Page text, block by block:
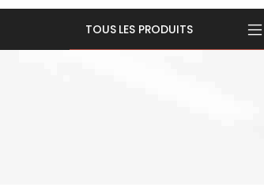
TOUS LES PRODUITS